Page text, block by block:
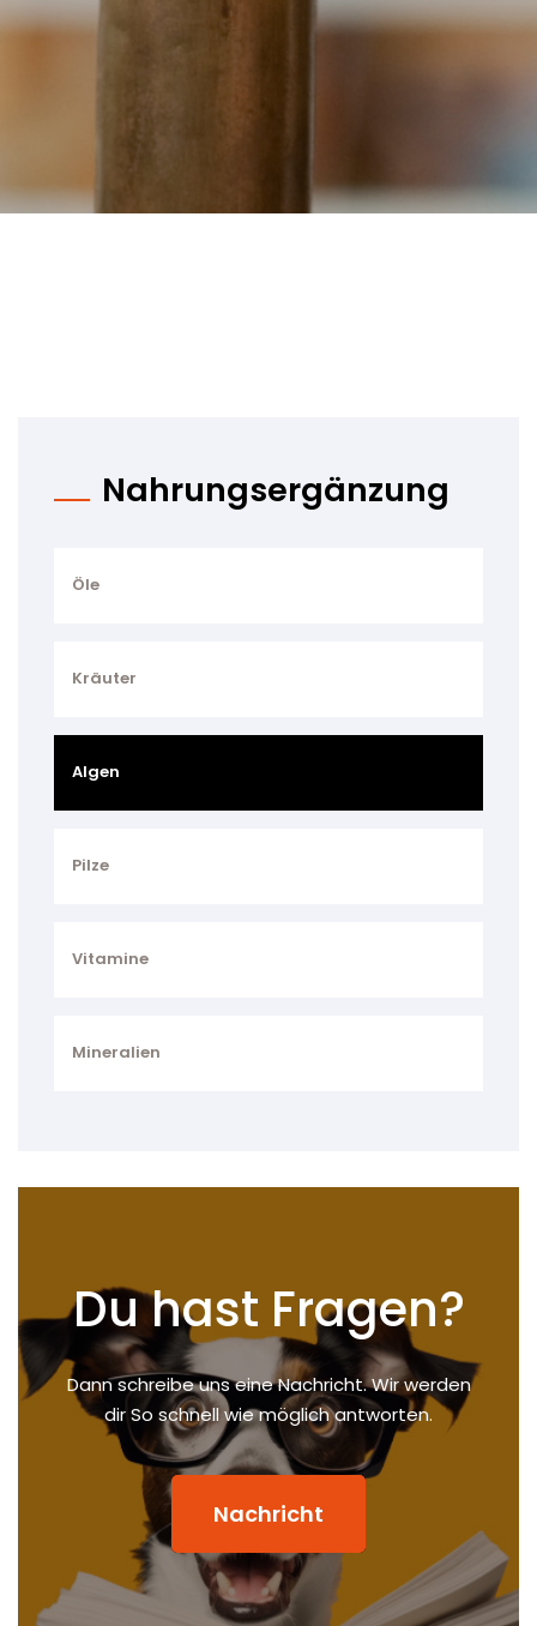
Nahrungsergänzung
Öle
Kräuter
Algen
Pilze
Vitamine
Mineralien
Du hast Fragen?
Dann schreibe uns eine Nachricht. Wir werden
dir So schnell wie möglich antworten.
Nachricht